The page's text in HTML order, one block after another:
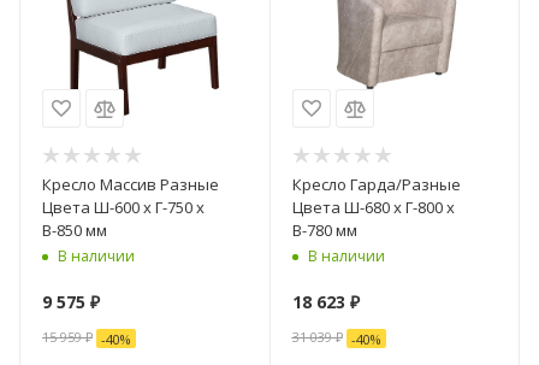
Кресло Массив Разные
Цвета Ш-600 х Г-750 х
В-850 мм
В наличии
9 575 ₽
15 959₽ -40%
Кресло Гарда/Разные
Цвета Ш-680 х Г-800 х
В-780 мм
В наличии
18 623 ₽
31 039₽ -40%